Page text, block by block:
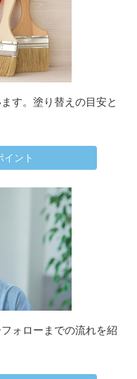
す。塗り替えの目安と
イント
ォローまでの流れを紹